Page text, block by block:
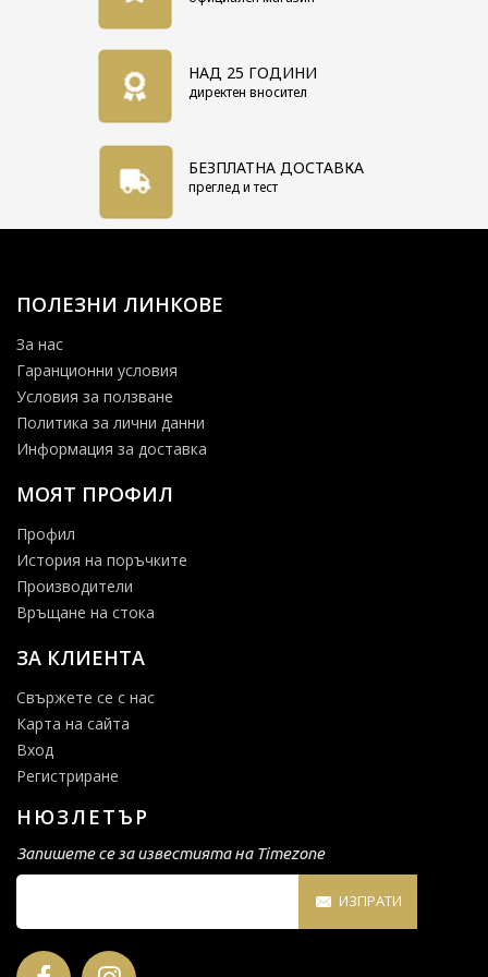
НАД 25 ГОДИНИ
директен вносител
БЕЗПЛАТНА ДОСТАВКА
преглед и тест
ПОЛЕЗНИ ЛИНКОВЕ
За нас
Гаранционни условия
Условия за ползване
Политика за лични данни
Информация за доставка
МОЯТ ПРОФИЛ
Профил
История на поръчките
Производители
Връщане на стока
ЗА КЛИЕНТА
Свържете се с нас
Карта на сайта
Вход
Регистриране
НЮЗЛЕТЪР
Запишете се за известията на Timezone
ИЗПРАТИ